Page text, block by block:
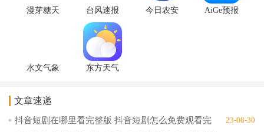
漫芽糖天
台风速报
2020去广
告版1.16.2
安卓版
今日农安
AiGe预报
水文气象
版)v1.0手
机版
东方天气
文章速递
抖音短剧在哪里看完整版 抖音短剧怎么免费观看完
23-08-30